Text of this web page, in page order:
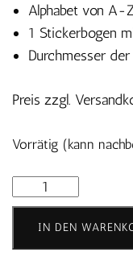
Alphabet von A-
1 Stickerbogen
Durchmesser
Preis zzgl.
Vorrätig (kann
Buchstaben
Sticker
IN DEN